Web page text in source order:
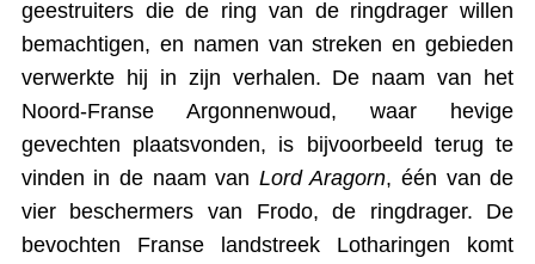
geestruiters die de ring van de ringdrager willen
bemachtigen, en namen van streken en gebieden
verwerkte hij in zijn verhalen. De naam van het
Noord-Franse Argonnenwoud, waar hevige
gevechten plaatsvonden, is bijvoorbeeld terug te
vinden in de naam van Lord Aragorn, één van de
vier beschermers van Frodo, de ringdrager. De
bevochten Franse landstreek Lotharingen komt